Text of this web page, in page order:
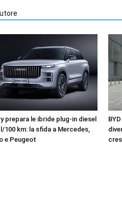
prepara le ibride plug-in diesel
100 km: la sfida a Mercedes,
e Peugeot